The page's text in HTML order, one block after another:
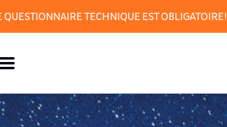
TECHNIQUE EST OBLIGATOIRE!